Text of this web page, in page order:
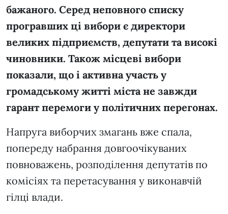
бажаного. Серед неповного списку
програвших ці вибори є директори
великих підприємств, депутати та високі
чиновники. Також місцеві вибори
показали, що і активна участь у
громадському житті міста не завжди
гарант перемоги у політичних перегонах.
Напруга виборчих змагань вже спала,
попереду набрання довгоочікуваних
повноважень, розподілення депутатів по
комісіях та перетасування у виконавчій
гілці влади.